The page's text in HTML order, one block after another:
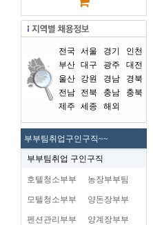
전국 서울 경기
인천
부산 대구 광주
대전
울산
강원 경남
경북
전남
전북 충남
충북
제주
세종 해외
부부팀취업구인구직~~
부부팀취업 구인구직
호텔청소부부 농장부부팀
모텔청소부부 양돈장부부
펜션관리부부 양계장부부